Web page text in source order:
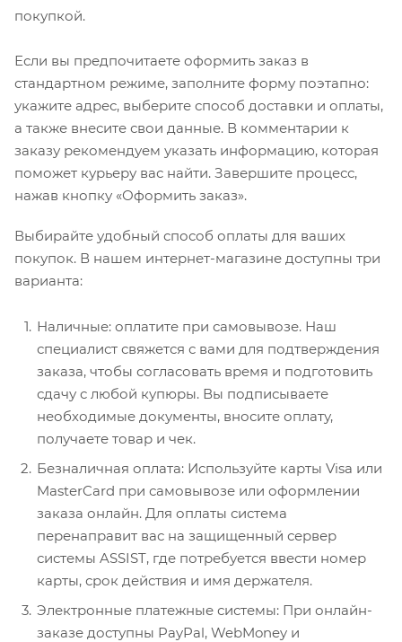
покупкой.
Если вы предпочитаете оформить заказ в
стандартном режиме, заполните форму поэтапно:
укажите адрес, выберите способ доставки и оплаты,
а также внесите свои данные. В комментарии к
заказу рекомендуем указать информацию, которая
поможет курьеру вас найти. Завершите процесс,
нажав кнопку «Оформить заказ».
Выбирайте удобный способ оплаты для ваших
покупок. В нашем интернет-магазине доступны три
варианта:
Наличные: оплатите при самовывозе. Наш
специалист свяжется с вами для подтверждения
заказа, чтобы согласовать время и подготовить
сдачу с любой купюры. Вы подписываете
необходимые документы, вносите оплату,
получаете товар и чек.
Безналичная оплата: Используйте карты Visa или
MasterCard при самовывозе или оформлении
заказа онлайн. Для оплаты система
перенаправит вас на защищенный сервер
системы ASSIST, где потребуется ввести номер
карты, срок действия и имя держателя.
Электронные платежные системы: При онлайн-
заказе доступны PayPal, WebMoney и